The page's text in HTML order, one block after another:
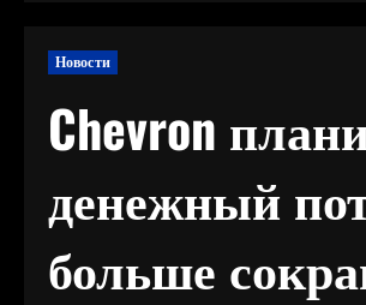
Новости
Chevron
денежный
больше